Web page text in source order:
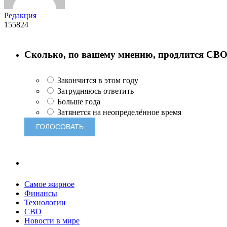
Редакция
155824
Сколько, по вашему мнению, продлится
Закончится в этом году
Затрудняюсь ответить
Больше года
Затянется на неопределённое время
Самое жирное
Финансы
Технологии
СВО
Новости в мире